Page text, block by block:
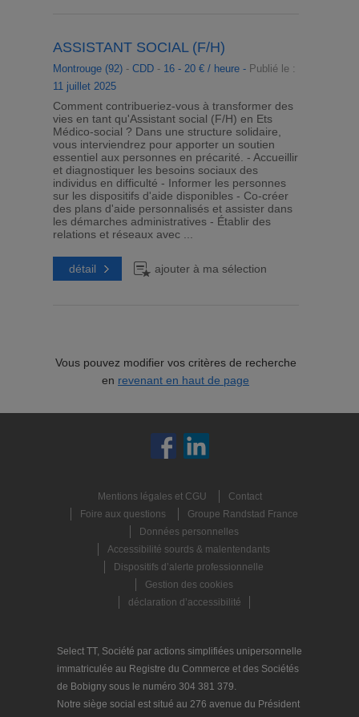
ASSISTANT SOCIAL (F/H)
Montrouge (92)- CDD - 16 - 20 € / heure - Publié le :
11 juillet 2025
Comment contribueriez-vous à transformer des
vies en tant qu'Assistant social (F/H) en Ets
Médico-social ? Dans une structure solidaire,
vous interviendrez pour apporter un soutien
essentiel aux personnes en précarité. - Accueillir
et diagnostiquer les besoins sociaux des
individus en difficulté - Informer les personnes
sur les dispositifs d'aide disponibles - Co-créer
des plans d'aide personnalisés et assister dans
les démarches administratives - Établir des
relations et réseaux avec ...
détail ajouter à ma sélection
Vous pouvez modifier vos critères de recherche
en revenant en haut de page
Mentions légales et CGU
Contact
Foire aux questions
Groupe Randstad France
Données personnelles
Accessibilité sourds & malentendants
Dispositifs d’alerte professionnelle
Gestion des cookies
déclaration d’accessibilité
Select TT, Société par actions simplifiées unipersonnelle
immatriculée au Registre du Commerce et des Sociétés
de Bobigny sous le numéro 304 381 379.
Notre siège social est situé au 276 avenue du Président